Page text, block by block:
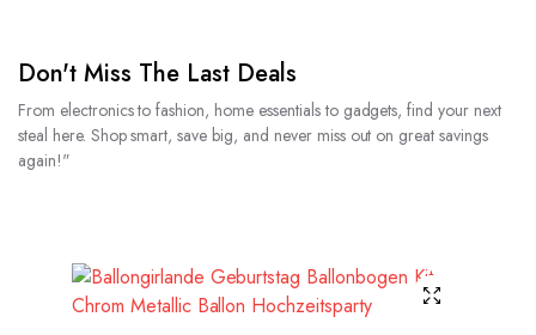
Don't Miss The Last Deals
From electronics to fashion, home essentials to gadgets, find your next
steal here. Shop smart, save big, and never miss out on great savings
again!"